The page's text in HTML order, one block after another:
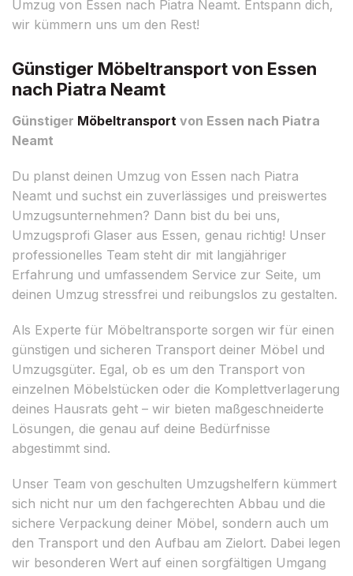
Umzug von Essen nach Piatra Neamt. Entspann dich,
wir kümmern uns um den Rest!
Günstiger Möbeltransport von Essen
nach Piatra Neamt
Günstiger Möbeltransport von Essen nach Piatra
Neamt
Du planst deinen Umzug von Essen nach Piatra
Neamt und suchst ein zuverlässiges und preiswertes
Umzugsunternehmen? Dann bist du bei uns,
Umzugsprofi Glaser aus Essen, genau richtig! Unser
professionelles Team steht dir mit langjähriger
Erfahrung und umfassendem Service zur Seite, um
deinen Umzug stressfrei und reibungslos zu gestalten.
Als Experte für Möbeltransporte sorgen wir für einen
günstigen und sicheren Transport deiner Möbel und
Umzugsgüter. Egal, ob es um den Transport von
einzelnen Möbelstücken oder die Komplettverlagerung
deines Hausrats geht – wir bieten maßgeschneiderte
Lösungen, die genau auf deine Bedürfnisse
abgestimmt sind.
Unser Team von geschulten Umzugshelfern kümmert
sich nicht nur um den fachgerechten Abbau und die
sichere Verpackung deiner Möbel, sondern auch um
den Transport und den Aufbau am Zielort. Dabei legen
wir besonderen Wert auf einen sorgfältigen Umgang